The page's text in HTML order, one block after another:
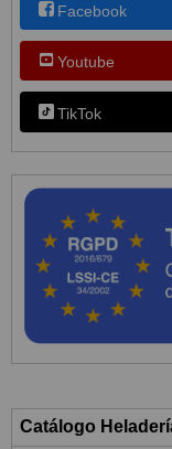
Facebook
Youtube
TikTok
Catálogo